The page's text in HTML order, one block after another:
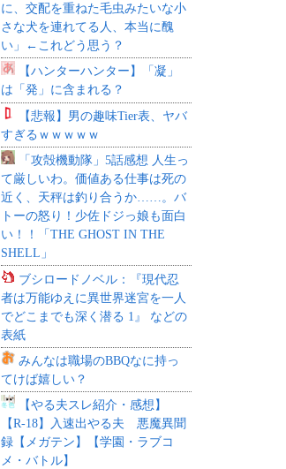
に、交配を重ねた毛虫みたいな小
さな犬を連れてる人、本当に醜
い」←これどう思う？
【ハンターハンター】「凝」
は「発」に含まれる？
【悲報】男の趣味Tier表、ヤバ
すぎるｗｗｗｗｗ
「攻殻機動隊」5話感想 人生っ
て厳しいわ。価値ある仕事は死の
近く、天秤は釣り合うか……。バ
トーの怒り！少佐ドジっ娘も面白
い！！「THE GHOST IN THE
SHELL」
ブシロードノベル：『現代忍
者は万能ゆえに異世界迷宮を一人
でどこまでも深く潜る 1』 などの
表紙
みんなは職場のBBQなに持っ
てけば嬉しい？
【やる夫スレ紹介・感想】
【R-18】入速出やる夫 悪魔異聞
録【メガテン】【学園・ラブコ
メ・バトル】